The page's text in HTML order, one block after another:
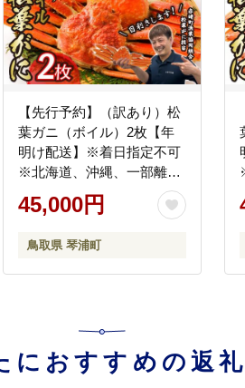
【先行予約】（訳あり）松
葉ガニ（ボイル）2枚【年
明け配送】※着日指定不可
※北海道、沖縄、一部離島
への配送不可《ずわいが
に かに カニ 蟹》
45,000円
鳥取県 琴浦町
におすすめの返